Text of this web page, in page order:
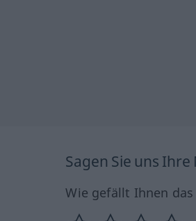
Sagen Sie uns
Wie gefällt Ihnen